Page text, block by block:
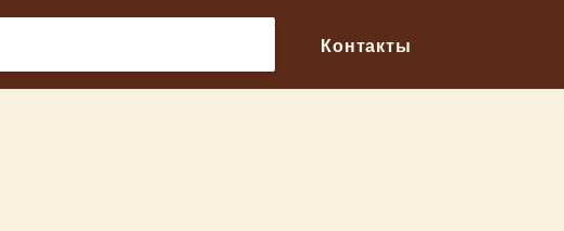
Контакты